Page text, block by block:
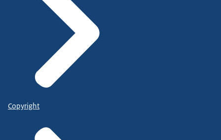
Copyright